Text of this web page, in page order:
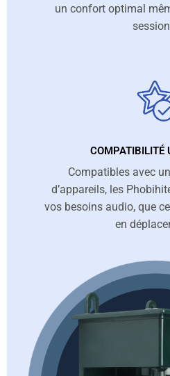
un confort optimal
COMPATIBILITÉ
Compatibles avec
d’appareils, les
vos besoins audio, que
en